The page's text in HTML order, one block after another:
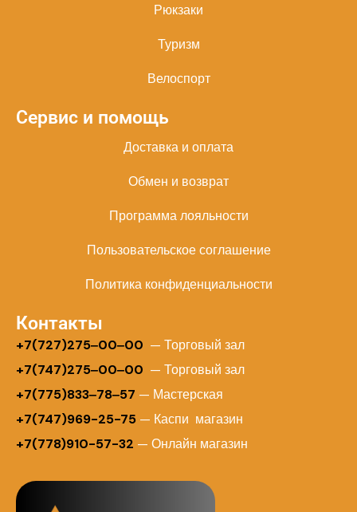
Рюкзаки
Туризм
Велоспорт
Сервис и помощь
Доставка и оплата
Обмен и возврат
Программа лояльности
Пользовательское соглашение
Политика конфиденциальности
Контакты
+7(727)275‒00‒00 — Торговый зал
+7(747)275‒00‒00 — Торговый зал
+7(775)833‒78‒57 — Мастерская
+7(747)969-25-75 — Каспи магазин
+7(778)910-57-32 — Онлайн магазин